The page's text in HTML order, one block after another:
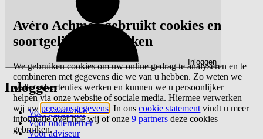
Inloggen
Inloggen
Voor particulier
Voor ondernemer
Voor adviseur
Avéro Achmea gebruikt cookies en
soortgelijke technieken
We gebruiken cookies om uw online gedrag te analyseren en te
combineren met gegevens die we van u hebben. Zo weten we
welke advertenties werken en kunnen we u persoonlijker
helpen via onze website of sociale media. Hiermee verwerken
wij uwpersoonsgegevens . In onscookie statement vindt u meer
informatie over hoe wij of onze9 partners deze cookies
gebruiken.